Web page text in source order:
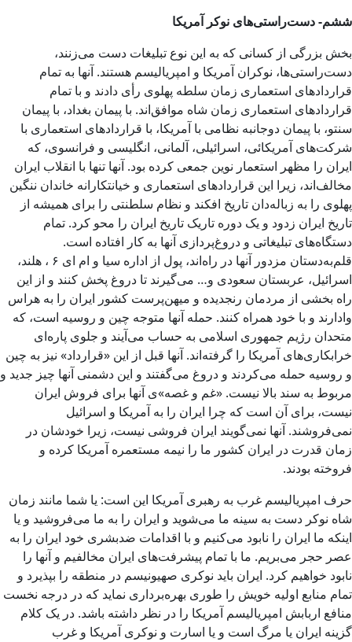
ششم- دست‌راستی‌های نوکر آمریکا
بخش بزرگی از کسانی که به این نوع تبلیغات دست می‌زنند،
دست‌راستی‌ها، نوکران آمریکا و امپریالیسم هستند. آنها به تمام
قراردادهای استعماری زمان سلطه پهلوی رأی دادند و با تمام
قراردادهای استعماری زمان شاه موافق‌اند. با پیمان بغداد، با پیمان
سنتو، با پیمان دوجانبه نظامی با آمریکا، با قراردادهای استعماری با
شرکت‌های آمریکائی، اسرائیلی، آلمانی، انگلیسی و فرانسوی، که
ایران را مظهر استعمار نوین جمعی کرده بود. آنها تنها با انقلاب ایران
مخالف‌اند، زیرا این قراردادهای استعماری و خیانتکارانه خاندان ننگین
پهلوی را به زباله‌دان تاریخ افکند و نظام سلطنتی را برای همیشه از
تاریخ ایران زدود و یک دوره تاریک تاریخ ایران را محو کرد. تمام
دستگاه‌های تبلیغاتی و دروغ‌پردازی آنها به کار افتاده است.
قلم‌به‌دستان مزدور آنها در راه‌اند، پول از اداره سیا و ام ای ۶ ، هلند،
اسرائیل، عربستان سعودی و… می‌گیرند تا دروغ پخش کنند و از این
راه بخشی از مردمان رنجدیده و میهن‌پرست کشور ایران را به هراس
وادارند و با خود همراه کنند. حمله آنها متوجه چین و روسیه است، که
متحدان رژیم جمهوری اسلامی به حساب می‌آیند و جلوی پاره‌ای
خرابکاری‌های آمریکا را گرفته‌اند. آنها قبل از این «قرارداد» نیز به چین
و روسیه حمله می‌کردند و دروغ می‌گفتند و این دشمنی آنها چیز جدید و
مربوط به سند بالا نیست. «غم و غصه»ی آنها برای فروش ایران
نیست، برای آن است که چرا ایران را به آمریکا و اسرائیل
نمی‌فروشند. آنها نمی‌گویند ایران فروشی نیست، زیرا خودشان در
زمان قدرت در ایران کشور ما را نیمه مستعمره آمریکا کرده و
فروخته بودند.
حرف امپریالیسم غرب به رهبری آمریکا این است: یا شما مانند زمان
شاه نوکر دست به سینه ما می‌شوید و ایران را به ما می‌فروشید و یا
اینکه ما ایران را نابود می‌کنیم و با اقدامات ضدبشری خود ایران را به
عصر حجر می‌بریم. ما با تمام پیشرفت‌های ایران مخالفیم و آنها را
نابود خواهیم کرد. ایران باید نوکری صهیونیسم در منطقه را بپذیرد و
تمام منابع اولیه خویش را طوری بهره‌برداری نماید که در درجه نخست
منافع اربابش امپریالیسم آمریکا را در نظر داشته باشد. در یک کلام
گزینه ایران یا مرگ است و یا اسارت و نوکری آمریکا و غرب